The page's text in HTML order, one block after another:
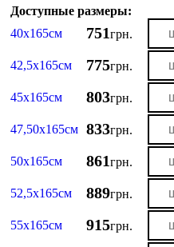
Доступные размеры:
40х165см
751грн.
42,5х165см 775грн.
45х165см 803грн.
47,50х165см 833грн.
50х165см 861грн.
52,5х165см 889грн.
55х165см 915грн.